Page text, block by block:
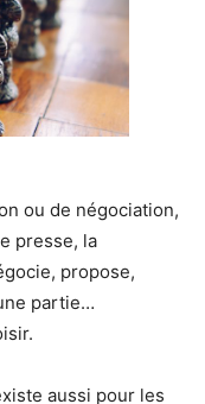
ou de négociation,
presse, la
propose,
partie…
aussi pour les